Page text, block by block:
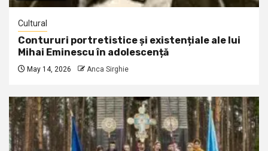
Cultural
Contururi portretistice și existențiale ale lui
Mihai Eminescu în adolescență
May 14, 2026 Anca Sirghie